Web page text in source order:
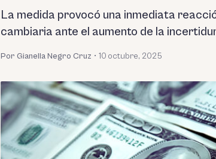
La medida provocó una inmediata
cambiaria ante el aumento de la
Por Gianella Negro Cruz • 10 octubre, 2025